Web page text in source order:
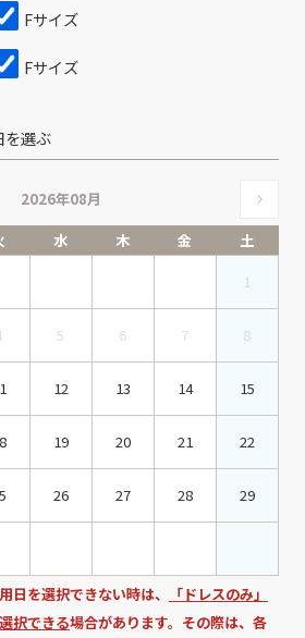
Fサイズ
Fサイズ
を選ぶ
2026年08月
水 木 金
土
1
5 6 7 8
12 13 14 15
19 20 21 22
26 27 28 29
日を選択できない時は、
「ドレスのみ」
択できる場合があります。その際は、各